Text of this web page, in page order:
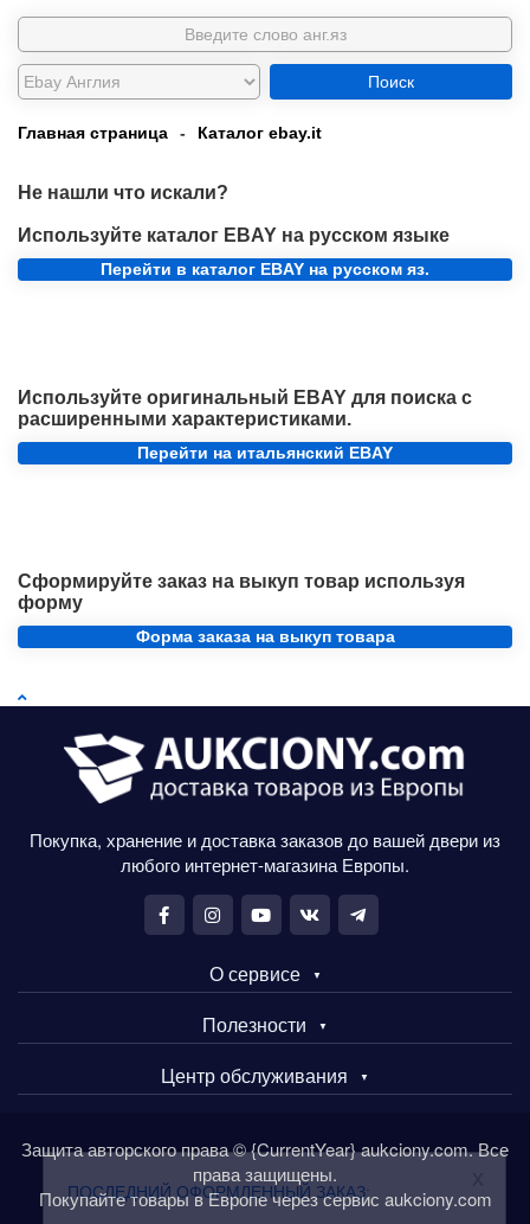
ПОСЛЕДНИЙ ОФОРМЛЕННЫЙ ЗАКАЗ:
Поиск
Главная страница - Каталог ebay.it
Не нашли что искали?
Используйте каталог EBAY на русском языке
Перейти в каталог EBAY на русском яз.
Используйте оригинальный EBAY для поиска с
расширенными характеристиками.
Перейти на итальянский EBAY
Сформируйте заказ на выкуп товар используя
форму
Форма заказа на выкуп товара
Покупка, хранение и доставка заказов до вашей двери из
любого интернет-магазина Европы.
О сервисе
Полезности
Центр обслуживания
Защита авторского права © {CurrentYear} aukciony.com. Все
права защищены.
Покупайте товары в Европе через сервис aukciony.com